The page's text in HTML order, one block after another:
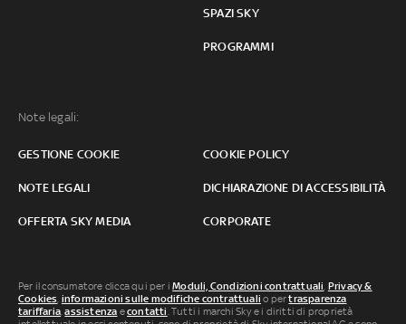
SPAZI SKY
PROGRAMMI
Note legali:
GESTIONE COOKIE COOKIE POLICY
NOTE LEGALI DICHIARAZIONE DI ACCESSIBILITÀ
OFFERTA SKY MEDIA CORPORATE
Per il consumatore clicca qui per iModuli, Condizioni contrattuali Privacy &
Cookies informazioni sulle modifiche contrattuali o pertrasparenza
tariffaria ,assistenza econtatti . Tutti i marchi Sky e i diritti di proprietà